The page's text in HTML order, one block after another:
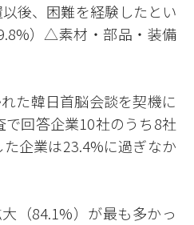
後、困難を経験したとい
）△素材・部品・装備
た韓日首脳会談を契機に
回答企業10社のうち8社
企業は23.4%に過ぎなか
（84.1%）が最も多かっ